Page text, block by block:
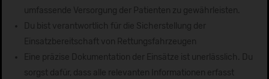
umfassende Versorgung der Patienten zu gewährleisten.
Du bist verantwortlich für die Sicherstellung der
Einsatzbereitschaft von Rettungsfahrzeugen
Eine präzise Dokumentation der Einsätze ist unerlässlich. Du
sorgst dafür, dass alle relevanten Informationen erfasst